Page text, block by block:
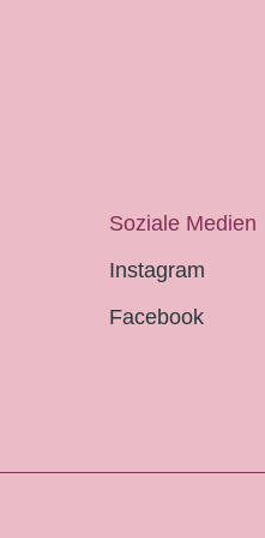
Soziale Medien
Instagram
Facebook